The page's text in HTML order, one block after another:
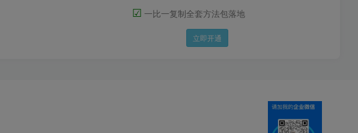
☑ 一比一复制全套方法包落地
立即开通